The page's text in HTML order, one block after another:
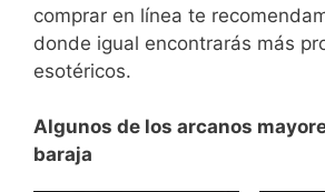
comprar en línea te
donde igual encontrarás más
esotéricos.
Algunos de los arcanos
baraja